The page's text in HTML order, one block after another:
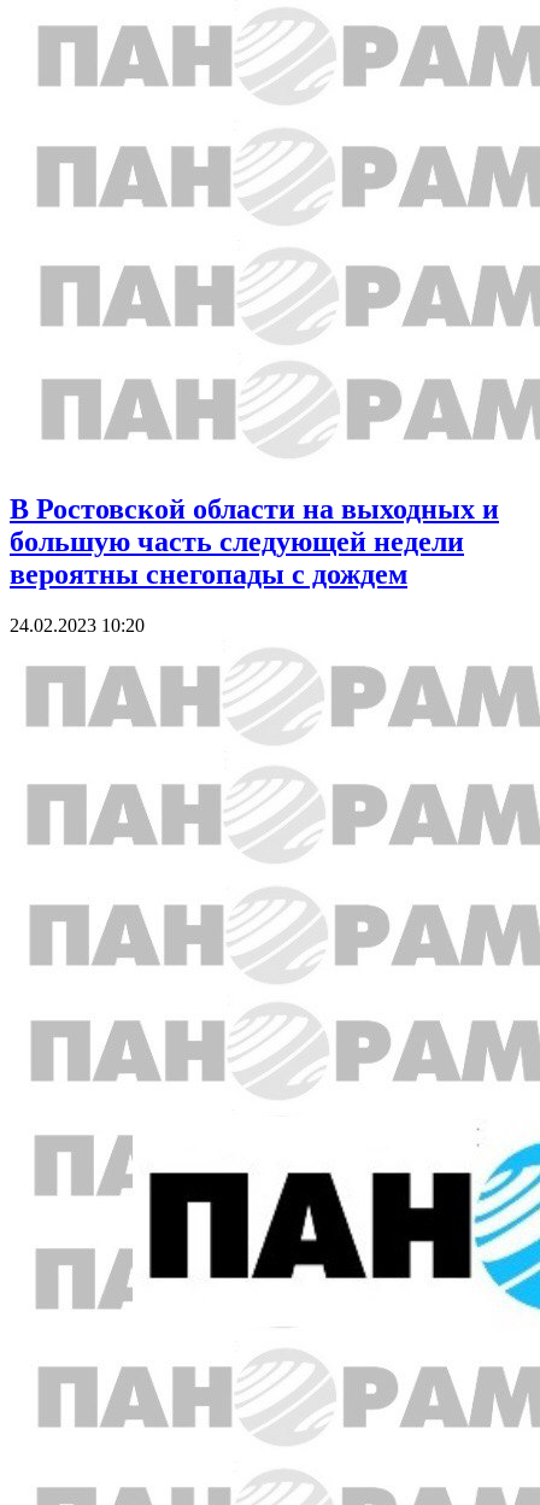
В Ростовской области на выходных и
большую часть следующей недели
вероятны снегопады с дождем
24.02.2023 10:20